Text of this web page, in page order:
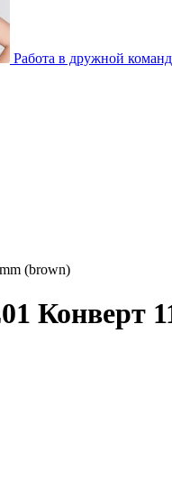
Работа в дружной
(brown)
Конверт